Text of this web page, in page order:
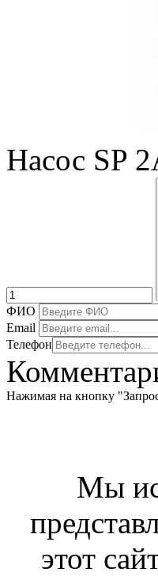
Насос SP
ФИО
Email
Телефон
Нажимая на кнопку
Мы
этот